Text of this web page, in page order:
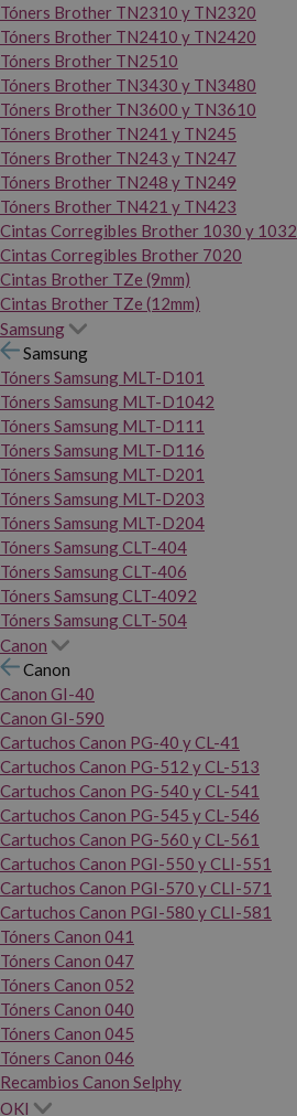
Tóners Brother TN2310 y TN2320
Tóners Brother TN2410 y TN2420
Tóners Brother TN2510
Tóners Brother TN3430 y TN3480
Tóners Brother TN3600 y TN3610
Tóners Brother TN241 y TN245
Tóners Brother TN243 y TN247
Tóners Brother TN248 y TN249
Tóners Brother TN421 y TN423
Cintas Corregibles Brother 1030 y 1032
Cintas Corregibles Brother 7020
Cintas Brother TZe (9mm)
Cintas Brother TZe (12mm)
Samsung
Samsung
Tóners Samsung MLT-D101
Tóners Samsung MLT-D1042
Tóners Samsung MLT-D111
Tóners Samsung MLT-D116
Tóners Samsung MLT-D201
Tóners Samsung MLT-D203
Tóners Samsung MLT-D204
Tóners Samsung CLT-404
Tóners Samsung CLT-406
Tóners Samsung CLT-4092
Tóners Samsung CLT-504
Canon
Canon
Canon GI-40
Canon GI-590
Cartuchos Canon PG-40 y CL-41
Cartuchos Canon PG-512 y CL-513
Cartuchos Canon PG-540 y CL-541
Cartuchos Canon PG-545 y CL-546
Cartuchos Canon PG-560 y CL-561
Cartuchos Canon PGI-550 y CLI-551
Cartuchos Canon PGI-570 y CLI-571
Cartuchos Canon PGI-580 y CLI-581
Tóners Canon 041
Tóners Canon 047
Tóners Canon 052
Tóners Canon 040
Tóners Canon 045
Tóners Canon 046
Recambios Canon Selphy
OKI